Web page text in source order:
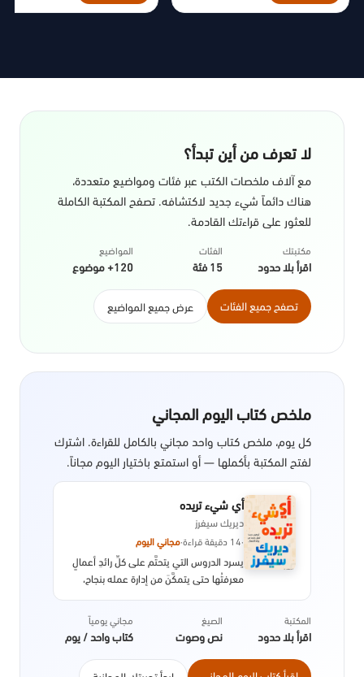
لا تعرف من أين تبدأ؟
مع آلاف ملخصات الكتب عبر فئات ومواضيع متعددة،
هناك دائماً شيء جديد لاكتشافه. تصفح المكتبة الكاملة
للعثور على قراءتك القادمة.
مكتبتك
اقرأ بلا حدود
الفئات
15 فئة
المواضيع
120+ موضوع
تصفح جميع الفئات عرض جميع المواضيع
ملخص كتاب اليوم المجاني
كل يوم، ملخص كتاب واحد مجاني بالكامل للقراءة. اشترك
لفتح المكتبة بأكملها — أو استمتع باختيار اليوم مجاناً.
أي شيء تريده
ديريك سيفرز
·14 دقيقة قراءة ·مجاني اليوم
يسرد الدروس التي يتحتَّم على كلِّ رائدِ أعمالٍ
معرفتُها حتى يتمكَّنَ من إدارة عمله بنجاح،
المكتبة
اقرأ بلا حدود
الصيغ
نص وصوت
مجاني يومياً
كتاب واحد / يوم